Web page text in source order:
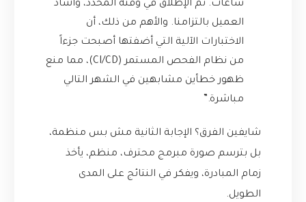
ساعات. تم الإطلاق في وقته المحدد، وأشاد
العميل بالتزامنا. والأهم من ذلك، أن
الاختبارات الآلية التي أضفتها أصبحت جزءاً
من نظام الفحص المستمر (CI/CD)، مما منع
ظهور خطأين مشابهين في الشهر التالي
مباشرة.”
شايفين الفرق؟ الإجابة الثانية مش بس منظمة،
بل بترسم صورة مبرمج محترف، منظم، يأخذ
زمام المبادرة، ويفكر في النتائج على المدى
الطويل.